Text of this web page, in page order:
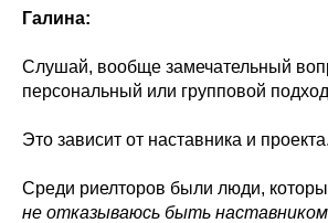
Галина:
Слушай, вообще замечательный
персональный или групповой
Это зависит от наставника и проекта.
Среди риелторов были люди,
не отказываюсь быть